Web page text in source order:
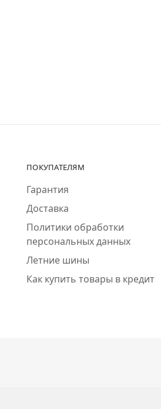
ПОКУПАТЕЛЯМ
Гарантия
Доставка
Политики обработки
персональных данных
Летние шины
Как купить товары в кредит